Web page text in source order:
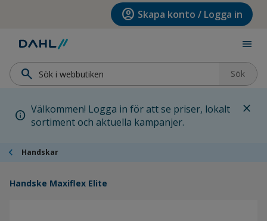
Hoppa till huvudinnehållet account_circle Skapa konto / Logga in
menu
search Sök
info Välkommen! Logga in för att se priser, lokalt
sortiment och aktuella kampanjer.
close
chevron_left Handskar
Handske Maxiflex Elite